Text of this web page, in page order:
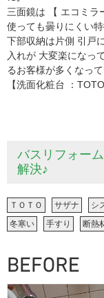
三面鏡は 【 エコミラ
使っても曇りにくい特
下部収納は片側 引戸
入れが 大変楽になっ
るお客様が多くなって
【洗面化粧台 ：
バスリフォー
解決♪
ＴＯＴＯ サザナ シ
冬寒い
手すり 断熱